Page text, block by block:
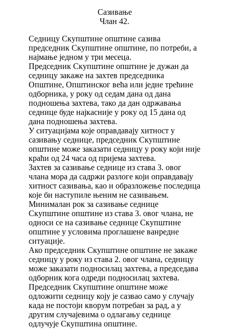
Сазивање
Члан 42.
Седницу Скупштине општине сазива
председник Скупштине општине, по потреби, а
најмање једном у три месеца.
Председник Скупштине општине је дужан да
седницу закаже на захтев председника
Општине, Општинског већа или једне трећине
одборника, у року од седам дана од дана
подношења захтева, тако да дан одржавања
седнице буде најкасније у року од 15 дана од
дана подношења захтева.
У ситуацијама које оправдавају хитност у
сазивању седнице, председник Скупштине
општине може заказати седницу у року који није
краћи од 24 часа од пријема захтева.
Захтев за сазивање седнице из става 3. овог
члана мора да садржи разлоге који оправдавају
хитност сазивања, као и образложење последица
које би наступиле њеним не сазивањем.
Минималан рок за сазивање седнице
Скупштине општине из става 3. овог члана, не
односи се на сазивање седнице Скупштине
општине у условима проглашене ванредне
ситуације.
Ако председник Скупштине општине не закаже
седницу у року из става 2. овог члана, седницу
може заказати подносилац захтева, а председава
одборник кога одреди подносилац захтева.
Председник Скупштине општине може
одложити седницу коју је сазвао само у случају
када не постоји кворум потребан за рад, а у
другим случајевима о одлагању седнице
одлучује Скупштина општине.